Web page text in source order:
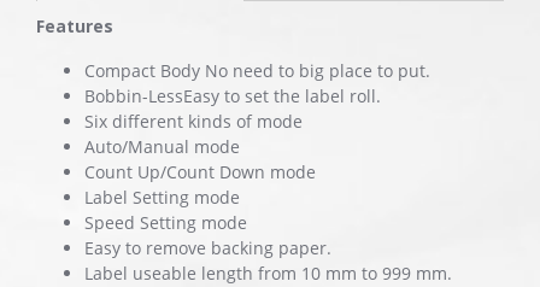
Features
Compact Body No need to big place to put.
Bobbin-LessEasy to set the label roll.
Six different kinds of mode
Auto/Manual mode
Count Up/Count Down mode
Label Setting mode
Speed Setting mode
Easy to remove backing paper.
Label useable length from 10 mm to 999 mm.